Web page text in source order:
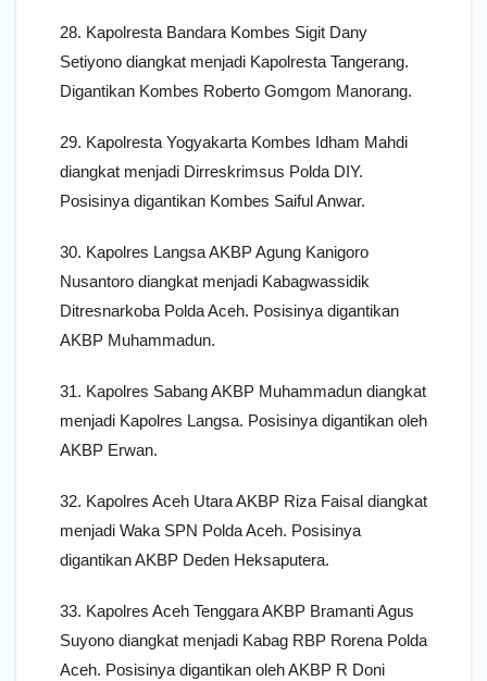
28. Kapolresta Bandara Kombes Sigit Dany
Setiyono diangkat menjadi Kapolresta Tangerang.
Digantikan Kombes Roberto Gomgom Manorang.
29. Kapolresta Yogyakarta Kombes Idham Mahdi
diangkat menjadi Dirreskrimsus Polda DIY.
Posisinya digantikan Kombes Saiful Anwar.
30. Kapolres Langsa AKBP Agung Kanigoro
Nusantoro diangkat menjadi Kabagwassidik
Ditresnarkoba Polda Aceh. Posisinya digantikan
AKBP Muhammadun.
31. Kapolres Sabang AKBP Muhammadun diangkat
menjadi Kapolres Langsa. Posisinya digantikan oleh
AKBP Erwan.
32. Kapolres Aceh Utara AKBP Riza Faisal diangkat
menjadi Waka SPN Polda Aceh. Posisinya
digantikan AKBP Deden Heksaputera.
33. Kapolres Aceh Tenggara AKBP Bramanti Agus
Suyono diangkat menjadi Kabag RBP Rorena Polda
Aceh. Posisinya digantikan oleh AKBP R Doni